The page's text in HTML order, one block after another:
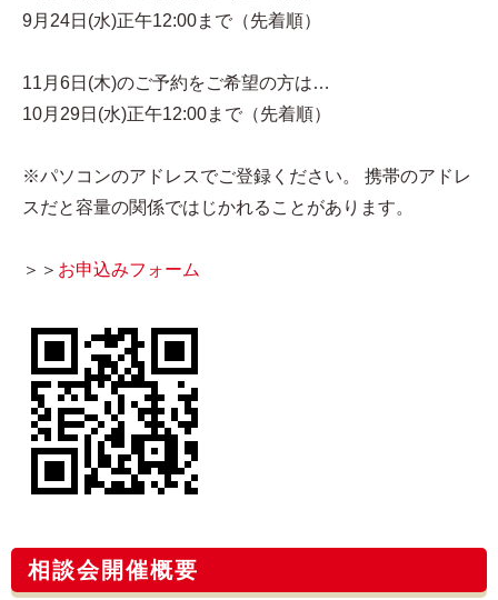
9月24日(水)正午12:00まで（先着順）
11月6日(木)のご予約をご希望の方は…
10月29日(水)正午12:00まで（先着順）
※パソコンのアドレスでご登録ください。 携帯のアドレ
スだと容量の関係ではじかれることがあります。
＞＞ お申込みフォーム​
相談会開催概要